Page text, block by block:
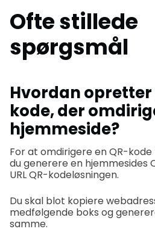
Ofte stillede
spørgsmål
Hvordan opretter
kode, der
hjemmeside?
For at omdirigere en QR-
du generere en hjemmesides
URL QR-kodeløsningen.
Du skal blot kopiere
medfølgende boks og
samme.